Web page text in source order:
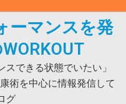
ーマンスを発
スできる状態でいたい」
術を中心に情報発信して
グ